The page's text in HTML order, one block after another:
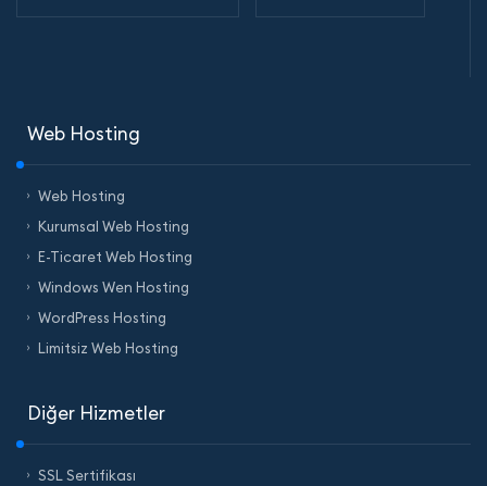
Web Hosting
Web Hosting
Kurumsal Web Hosting
E-Ticaret Web Hosting
Windows Wen Hosting
WordPress Hosting
Limitsiz Web Hosting
Diğer Hizmetler
SSL Sertifikası